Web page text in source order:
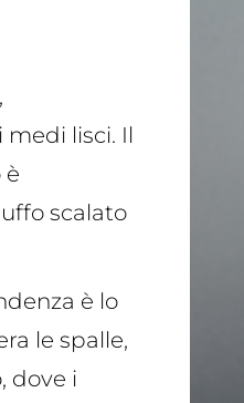
lisci. Il
è
scalato
è lo
le spalle,
dove i